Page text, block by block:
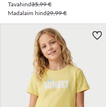
Tavahind35,99 €
Madalaim hind29,99 €